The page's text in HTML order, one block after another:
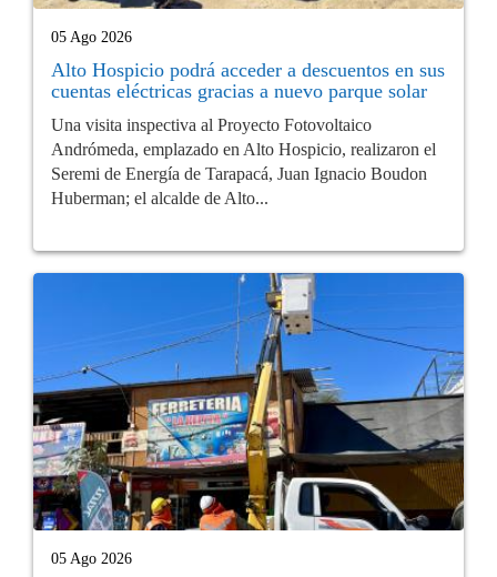
05 Ago 2026
Alto Hospicio podrá acceder a descuentos en sus
cuentas eléctricas gracias a nuevo parque solar
Una visita inspectiva al Proyecto Fotovoltaico
Andrómeda, emplazado en Alto Hospicio, realizaron el
Seremi de Energía de Tarapacá, Juan Ignacio Boudon
Huberman; el alcalde de Alto...
05 Ago 2026